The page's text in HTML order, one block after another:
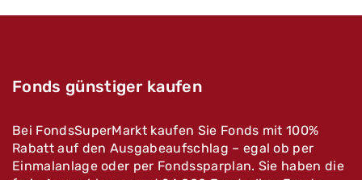
Fonds günstiger kaufen
Bei FondsSuperMarkt kaufen Sie Fonds mit 100%
Rabatt auf den Ausgabeaufschlag – egal ob per
Einmalanlage oder per Fondssparplan. Sie haben die